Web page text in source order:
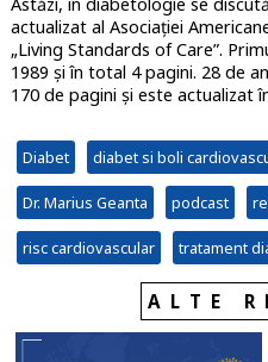
actualizat al Asociației
„Living Standards of Care”.
1989 și în total 4 pagini. 28 de
170 de pagini și este actualizat
Diabet diabet si boli
Dr. Marius Geanta podcast
risc cardiovascular tratament
ALTE